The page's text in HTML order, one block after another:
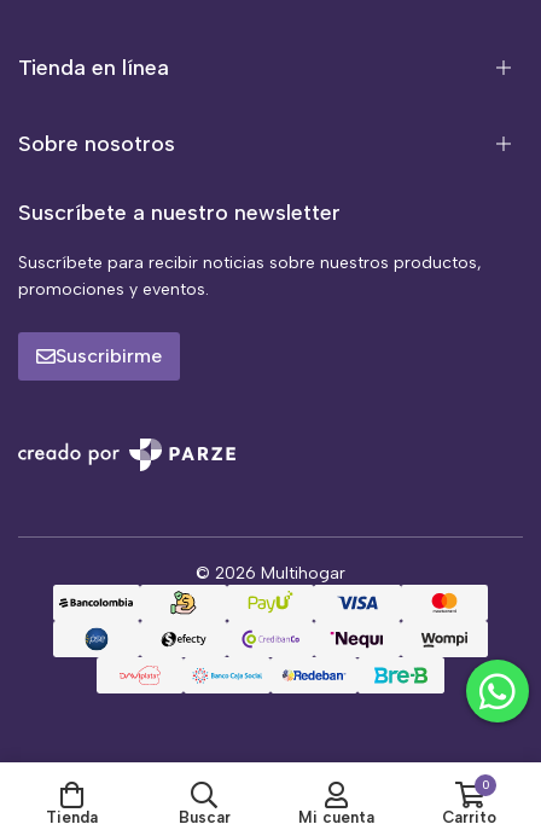
Tienda en línea
Sobre nosotros
Suscríbete a nuestro newsletter
Suscríbete para recibir noticias sobre nuestros productos,
promociones y eventos.
Suscribirme
© 2026 Multihogar
Tienda Buscar Mi cuenta
0
Carrito